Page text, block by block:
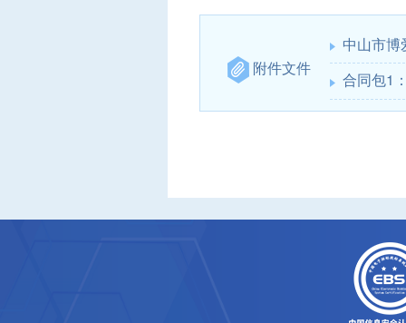
附件文件
中山市
合同包1